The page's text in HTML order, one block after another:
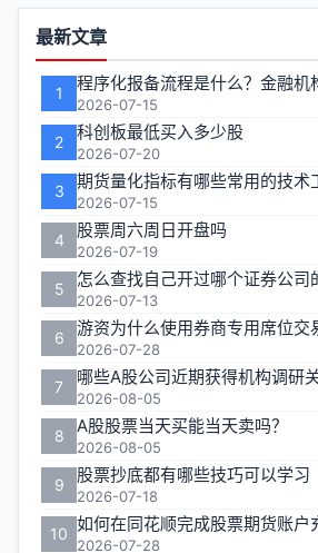
因
素】
文
章
列
表
-
第
页
功
能
区
最新文章
1
2026-07-15
2 科创板最低买入多少股
2026-07-20
3 期货量化指标有哪些常用的技术
2026-07-15
4 股票周六周日开盘吗
2026-07-19
5 怎么查找自己开过哪个证券公司
2026-07-13
6 游资为什么使用券商专用席位交
2026-07-28
7 哪些A股公司近期获得机构调研
2026-08-05
8 A股股票当天买能当天卖吗？
2026-08-05
9 股票抄底都有哪些技巧可以学习
2026-07-18
10 如何在同花顺完成股票期货账户
2026-07-28